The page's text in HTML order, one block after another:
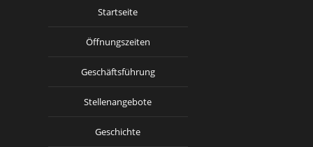
Startseite
Öffnungszeiten
Geschäftsführung
Stellenangebote
Geschichte